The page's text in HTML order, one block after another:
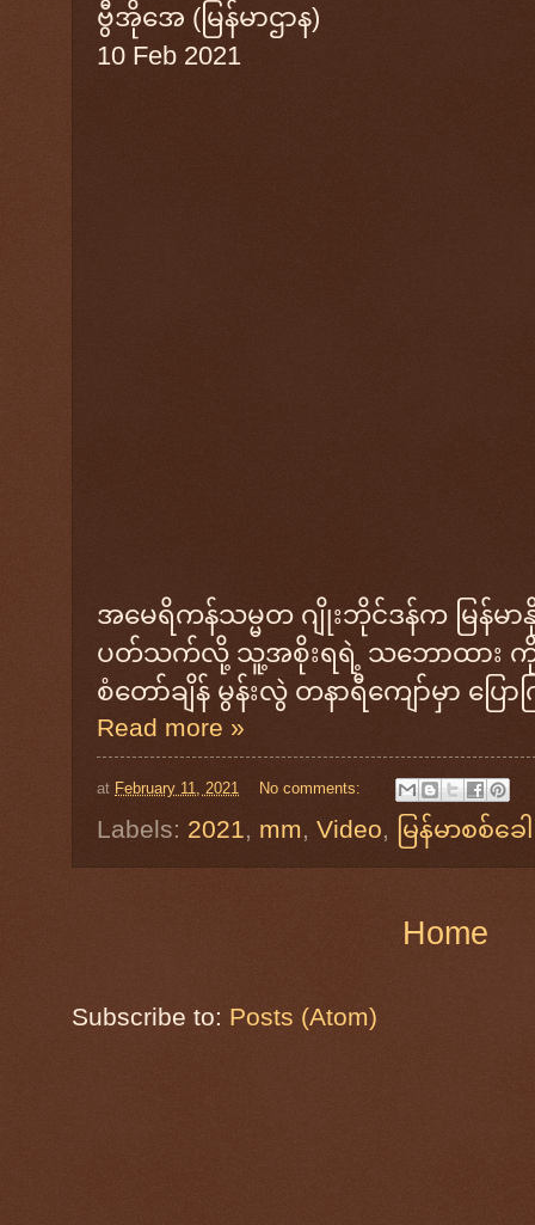
ဗွီအိုအေ (မြန်မာဌာန)
10 Feb 2021
အမေရိကန်သမ္မတ ဂျိုးဘိုင်ဒန်က မြန်မ
ပတ်သက်လို့ သူ့အစိုးရရဲ့ သဘောထား ကို ဗု
စံတော်ချိန် မွန်းလွဲ တနာရီကျော်မှာ ပြ
Read more »
at February 11, 2021 No comments:
Labels: 2021, mm, Video, မြန်မာစစ်ခ
Home
Subscribe to: Posts (Atom)